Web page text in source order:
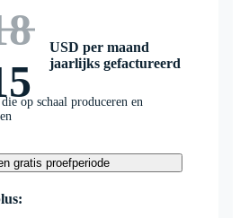
USD per maand
jaarlijks gefactureerd
op schaal produceren en
gratis proefperiode